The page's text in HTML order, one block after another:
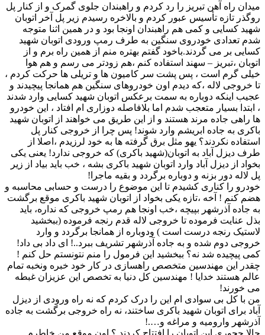
میدان راه آهن تبریز را رد کردم و راهبندان جلوی گمرک و از کنار پل
روگذر تازه تأسیس عبور کردم و بالاخره رسیدم زیر پل آخر اتوبان
شهید کسایی و کمی هم راهبندان اونجا بود و در همین اثنا متوجه
شدم تعدادی خودروی سنگین به طرف رمپ ورودی اتوبان شهید
کسایی بر می گردند.باخود گفتم بهتره منم از همین راه برم و از
اتوبان ،تبریز – سهند استفاده کنم ،هم زودتر می رسم و هم هوا
خیلی گرم است ، پس پشت سر کامیون ها و تریلی ها حرکت کردم ،
تا خروجی لاله ،که دیدم اون خودروهای سنگین هم همانجا پیچیدند و
عجیب اینکه دوباره به سمت برعکس اتوبان شهید کسایی وارد شدند
، ابتدا بسیار متعجب شدم اما بلافاصله دوزاری ام افتاد ، این خودرو
ها راهی جاده مرند هستند و از این طریق می خواهند از اتوبان شهید
باکری به جاده ابریشم وارد شوند! پس چرا از خروجی کنار پل
استفاده نکردند؟ یهو مثل برق گرفته ها به خود لرزیدم ،اصلا از
طرف دیزل آباد به اتوبان(شهید باکری) که خروجی ندارد! یعنی یکی
بخواد از دیزل آباد وارد اتوبان شهید باکری بشه ، خب باید بیاد از زیر
پل لاله دور بزنه و دوباره برگردد و بقیه ماجرا!
خودرو را کناری کشیدم تا این موضوع را درست و حسابی محاسبه و
هضم کنم ! آخه ،تازه یکی بخواد از اتوبان شهید باکری موقع برگشت
به جاده آذرشهر بپیچه ،خب اونجا هم رمپ خروجی که نداره، باید
بذل عنایت فرموده تا خروجی لاله قدم رنجه فرموده (ببخشید
لاستیک رنجه درست است ) ودوباره از همانجا برگردد و وارد
خروجی دوم شده و به جاده آذرشهر تشریف ببرد..! ای داد بی داد!
کمی پیچیده شد نه؟ ببخشید این فرمول را منم نتونستم حل کنم !
چقدر این مهندسین متخصص راهسازی در کار خود خبره ونخبه تمام
عالم هستند خدایا ! مهندسین کل دنیا به تخصص این عزیزان غبطه
می خورند!
من با کل بی سوادی ام این را درک کردم که نه راه ورودی از دیزل
آباد برای اتوبان شهید باکری ساختند، نه راه خروجی برگشت به جاده
آذرشهر وارومیه و مراغه و….!
حالا چجوری این اتوبان را افتتاح کردند ؟ اون موقع من خاطرم